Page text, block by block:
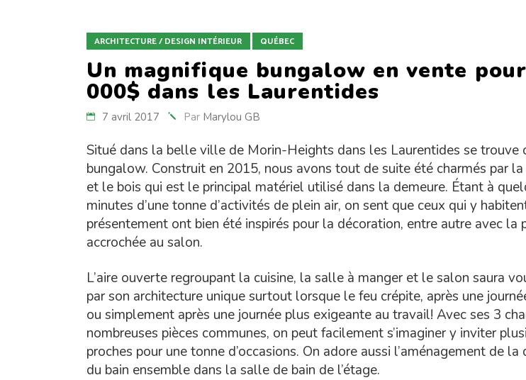
ARCHITECTURE / DESIGN INTÉRIEUR QUÉBEC
Un magnifique bungalow en vente
000$ dans les Laurentides
7 avril 2017 Par Marylou GB
Situé dans la belle ville de Morin-Heights dans les Laurentides se trouve
bungalow. Construit en 2015, nous avons tout de suite été charmés par la
et le bois qui est le principal matériel utilisé dans la demeure. Étant à
minutes d’une tonne d’activités de plein air, on sent que ceux qui y
présentement ont bien été inspirés pour la décoration, entre autre avec la
accrochée au salon.
L’aire ouverte regroupant la cuisine, la salle à manger et le salon saura
par son architecture unique surtout lorsque le feu crépite, après une
ou simplement après une journée plus exigeante au travail! Avec ses 3
nombreuses pièces communes, on peut facilement s’imaginer y inviter
proches pour une tonne d’occasions. On adore aussi l’aménagement de la
du bain ensemble dans la salle de bain de l’étage.